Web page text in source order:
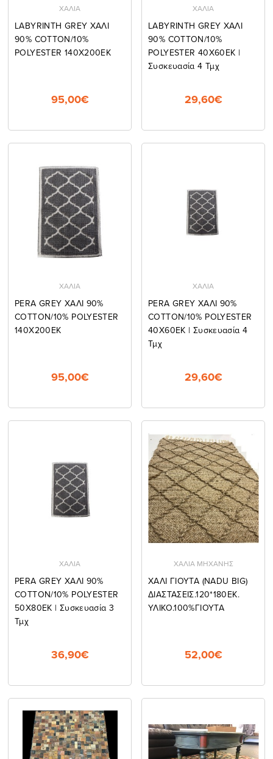
ΧΑΛΙΑ
LABYRINTH GREY ΧΑΛΙ
90% COTTON/10%
POLYESTER 140Χ200ΕΚ
95,00€
ΧΑΛΙΑ
LABYRINTH GREY ΧΑΛΙ
90% COTTON/10%
POLYESTER 40Χ60ΕΚ |
Συσκευασία 4 Τμχ
29,60€
ΧΑΛΙΑ
PERA GREY ΧΑΛΙ 90%
COTTON/10% POLYESTER
140Χ200ΕΚ
95,00€
ΧΑΛΙΑ
PERA GREY ΧΑΛΙ 90%
COTTON/10% POLYESTER
40Χ60ΕΚ | Συσκευασία 4
Τμχ
29,60€
ΧΑΛΙΑ
PERA GREY ΧΑΛΙ 90%
COTTON/10% POLYESTER
50Χ80ΕΚ | Συσκευασία 3
Τμχ
36,90€
ΧΑΛΙΑ ΜΗΧΑΝΗΣ
ΧΑΛΙ ΓΙΟΥΤΑ (NADU BIG)
ΔΙΑΣΤΑΣΕΙΣ.120*180ΕΚ.
ΥΛΙΚΟ.100%ΓΙΟΥΤΑ
52,00€